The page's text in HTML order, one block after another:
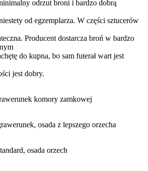
odrzut broni i bardzo dobrą
od egzemplarza. W części sztucerów
Producent dostarcza broń w bardzo
do kupna, bo sam futerał wart jest
jest dobry.
komory zamkowej
osada z lepszego orzecha
osada orzech